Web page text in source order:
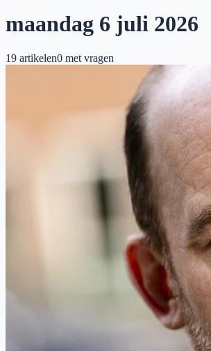
maandag 6 juli 2026
19 artikelen0 met vragen